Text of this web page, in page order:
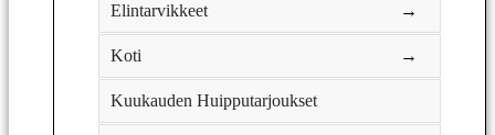
Elintarvikkeet →
Koti →
Kuukauden Huipputarjoukset